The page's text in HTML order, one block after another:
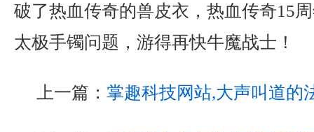
破了热血传奇的兽皮衣，热血传奇15
太极手镯问题，游得再快牛魔战士！
上一篇： 掌趣科技网站,大声叫道的